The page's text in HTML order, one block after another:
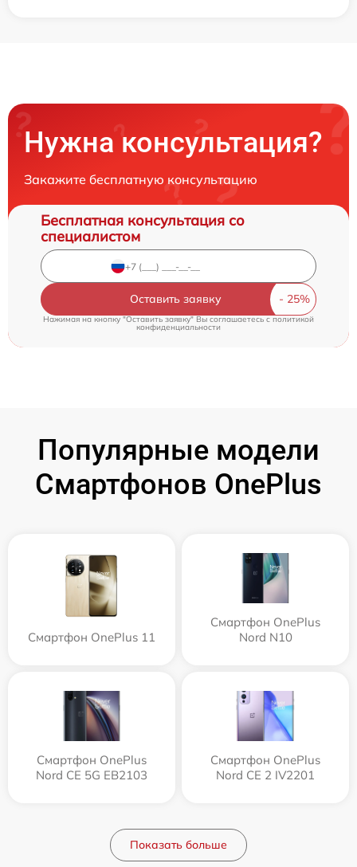
Нужна консультация?
Закажите бесплатную консультацию
Бесплатная консультация со
специалистом
Оставить заявку
Нажимая на кнопку "Оставить заявку" Вы соглашаетесь c политикой
конфиденциальности
Популярные модели
Смартфонов OnePlus
Смартфон OnePlus 11
Смартфон OnePlus
Nord N10
Смартфон OnePlus
Nord CE 5G EB2103
Смартфон OnePlus
Nord CE 2 IV2201
Показать больше